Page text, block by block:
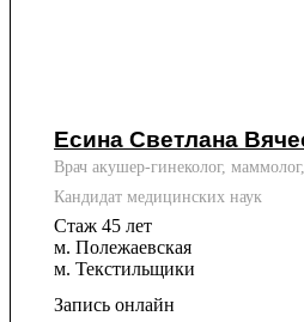
Есина Светлана
Врач акушер-гинеколог,
Кандидат медицинских наук
Стаж 45 лет
м. Полежаевская
м. Текстильщики
Запись онлайн